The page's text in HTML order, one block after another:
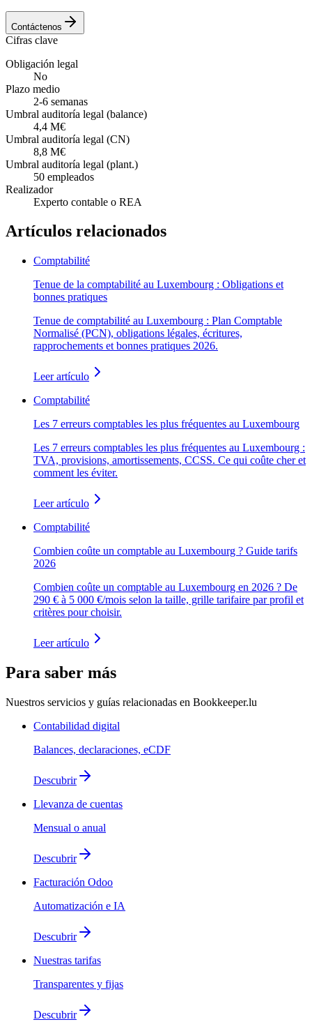
Contáctenos
Cifras clave
Obligación legal
No
Plazo medio
2-6 semanas
Umbral auditoría legal (balance)
4,4 M€
Umbral auditoría legal (CN)
8,8 M€
Umbral auditoría legal (plant.)
50 empleados
Realizador
Experto contable o REA
Artículos relacionados
Comptabilité
Tenue de la comptabilité au Luxembourg : Obligations et
bonnes pratiques
Tenue de comptabilité au Luxembourg : Plan Comptable
Normalisé (PCN), obligations légales, écritures,
rapprochements et bonnes pratiques 2026.
Leer artículo
Comptabilité
Les 7 erreurs comptables les plus fréquentes au Luxembourg
Les 7 erreurs comptables les plus fréquentes au Luxembourg :
TVA, provisions, amortissements, CCSS. Ce qui coûte cher et
comment les éviter.
Leer artículo
Comptabilité
Combien coûte un comptable au Luxembourg ? Guide tarifs
2026
Combien coûte un comptable au Luxembourg en 2026 ? De
290 € à 5 000 €/mois selon la taille, grille tarifaire par profil et
critères pour choisir.
Leer artículo
Para saber más
Nuestros servicios y guías relacionadas en Bookkeeper.lu
Contabilidad digital
Balances, declaraciones, eCDF
Descubrir
Llevanza de cuentas
Mensual o anual
Descubrir
Facturación Odoo
Automatización e IA
Descubrir
Nuestras tarifas
Transparentes y fijas
Descubrir